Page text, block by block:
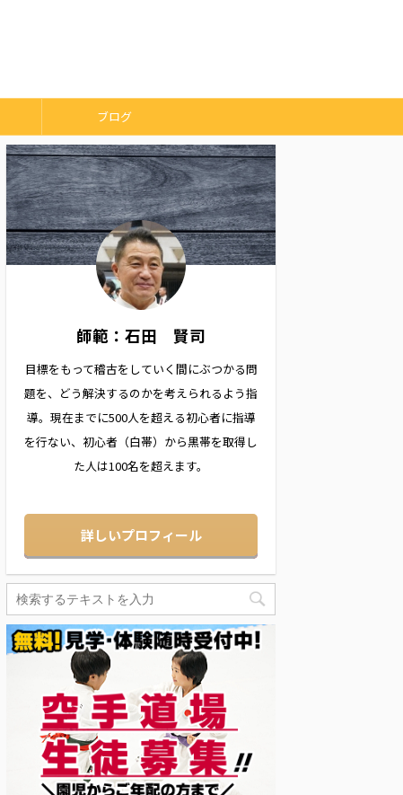
ブログ
師範：石田 賢司
目標をもって稽古をしていく間にぶつかる問
題を、どう解決するのかを考えられるよう指
導。現在までに500人を超える初心者に指導
を行ない、初心者（白帯）から黒帯を取得し
た人は100名を超えます。
詳しいプロフィール